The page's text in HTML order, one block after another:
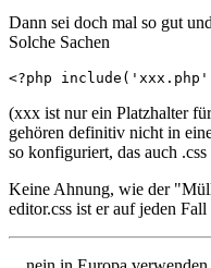
Dann sei doch mal so gut
Solche Sachen
<?php
(xxx ist nur ein Platzhalter
gehören definitiv nicht in
so konfiguriert, das auch
Keine Ahnung, wie der
editor.css ist er auf jeden